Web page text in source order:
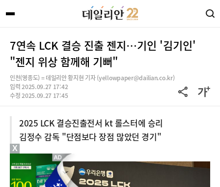
7연속 LCK 결승 진출 젠지…기인 '김기인'
"젠지 위상 함께해 기뻐"
인천(영종도) = 데일리안 황지현 기자 (yellowpaper@dailian.co.kr)
입력 2025.09.27 17:42
수정 2025.09.27 17:45
2025 LCK 결승진출전서 kt 롤스터에 승리
김정수 감독 "단점보다 장점 많았던 경기"
X